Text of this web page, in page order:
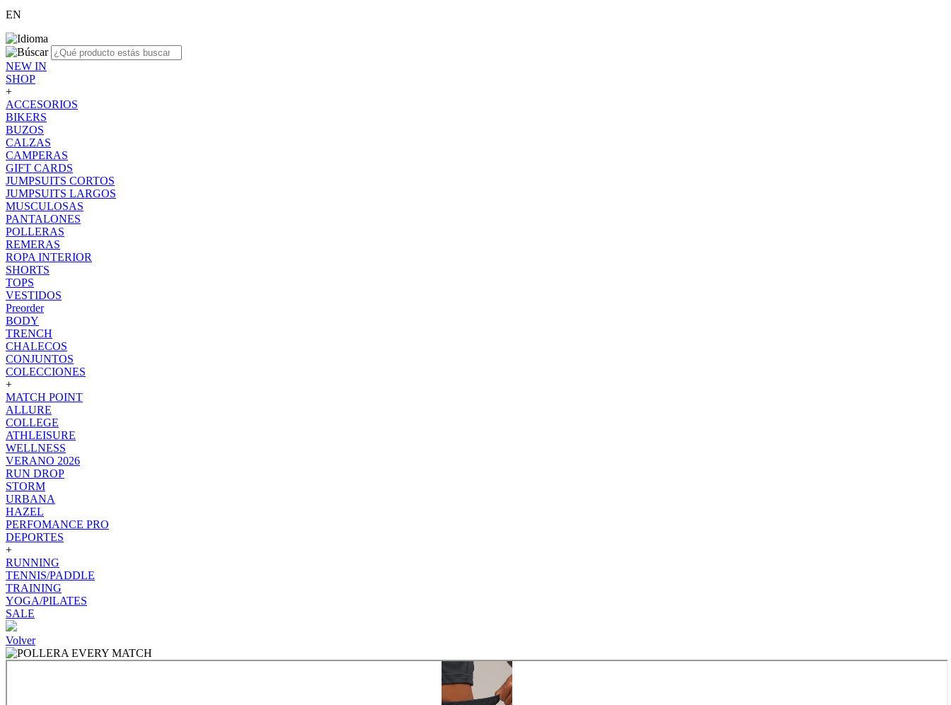
EN
NEW IN
SHOP
+
ACCESORIOS
BIKERS
BUZOS
CALZAS
CAMPERAS
GIFT CARDS
JUMPSUITS CORTOS
JUMPSUITS LARGOS
MUSCULOSAS
PANTALONES
POLLERAS
REMERAS
ROPA INTERIOR
SHORTS
TOPS
VESTIDOS
Preorder
BODY
TRENCH
CHALECOS
CONJUNTOS
COLECCIONES
+
MATCH POINT
ALLURE
COLLEGE
ATHLEISURE
WELLNESS
VERANO 2026
RUN DROP
STORM
URBANA
HAZEL
PERFOMANCE PRO
DEPORTES
+
RUNNING
TENNIS/PADDLE
TRAINING
YOGA/PILATES
SALE
Volver